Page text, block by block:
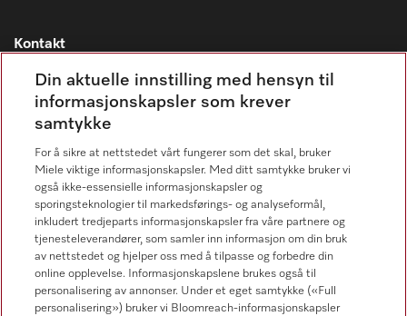
Kontakt
Kontaktoversikt
Miele Professional Service
67 17 34 40
Forbrukerkontakt
67 17 31 00
Forhandlersøk
Din aktuelle innstilling med hensyn til
informasjonskapsler som krever
samtykke
For å sikre at nettstedet vårt fungerer som det skal, bruker
Miele viktige informasjonskapsler. Med ditt samtykke bruker vi
også ikke-essensielle informasjonskapsler og
sporingsteknologier til markedsførings- og analyseformål,
inkludert tredjeparts informasjonskapsler fra våre partnere og
tjenesteleverandører, som samler inn informasjon om din bruk
av nettstedet og hjelper oss med å tilpasse og forbedre din
online opplevelse. Informasjonskapslene brukes også til
personalisering av annonser. Under et eget samtykke («Full
personalisering») bruker vi Bloomreach-informasjonskapsler